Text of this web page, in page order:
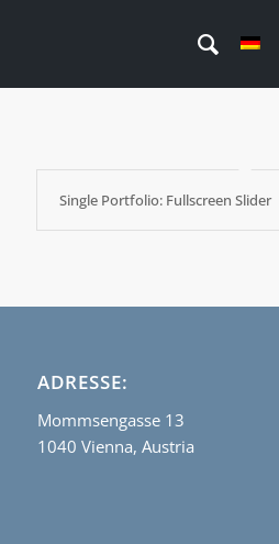
Single Portfolio: Fullscreen Slider
ADRESSE:
Mommsengasse 13
1040 Vienna, Austria